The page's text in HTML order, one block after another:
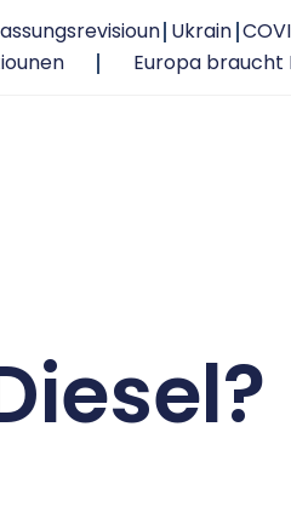
Ukrain
Europa braucht